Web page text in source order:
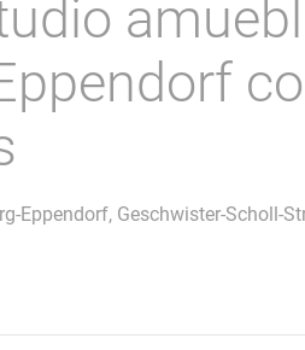
Eppendorf, Geschwister-Scholl-